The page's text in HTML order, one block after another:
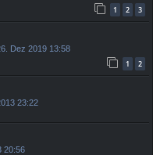
1 2 3
Dez 2019 13:58
1 2
23:22
20:56